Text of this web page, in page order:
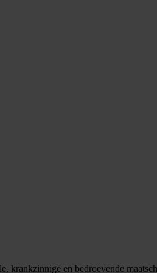
krankzinnige en bedroevende